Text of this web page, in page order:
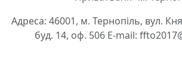
Адреса: 46001, м. Тернопіль, вул.
буд. 14, оф. 506 E-mail: